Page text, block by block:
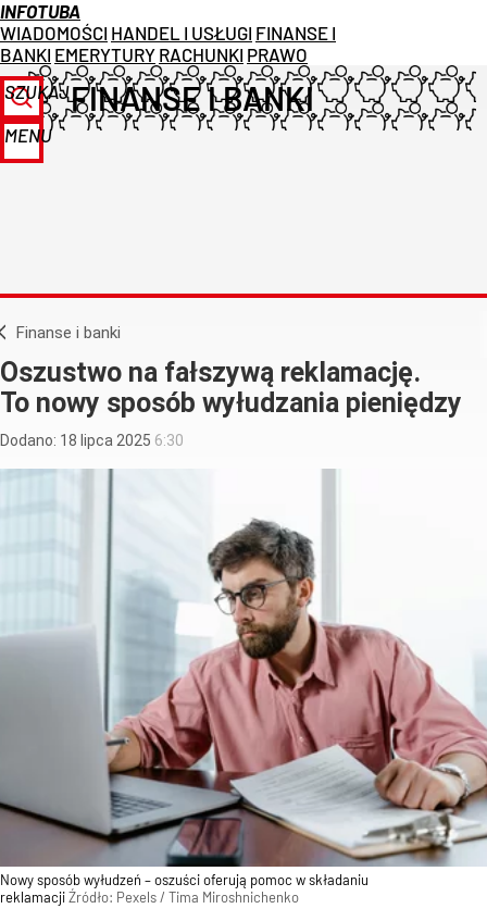
INFOTUBA
WIADOMOŚCI HANDEL I USŁUGI FINANSE I
BANKI EMERYTURY RACHUNKI PRAWO
SZUKAJ
MENU
FINANSE I BANKI
Finanse i banki
Oszustwo na fałszywą reklamację.
To nowy sposób wyłudzania pieniędzy
Dodano: 18 lipca 2025 6:30
Nowy sposób wyłudzeń – oszuści oferują pomoc w składaniu
reklamacjiŹródło: Pexels/ Tima Miroshnichenko